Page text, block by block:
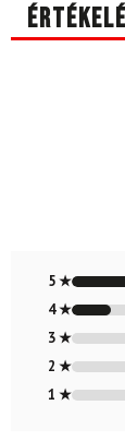
5 ★
4 ★
3 ★
2 ★
1 ★